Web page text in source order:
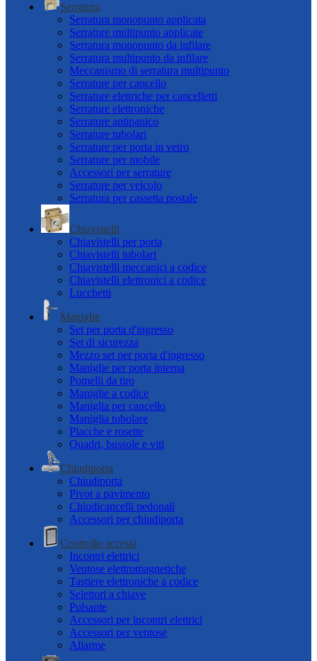
Serratura
Serratura monopunto applicata
Serrature multipunto applicate
Serratura monopunto da infilare
Serratura multipunto da infilare
Meccanismo di serratura multipunto
Serrature per cancello
Serrature elettriche per cancelletti
Serrature elettroniche
Serrature antipanico
Serrature tubolari
Serrature per porta in vetro
Serrature per mobile
Accessori per serrature
Serrature per veicolo
Serratura per cassetta postale
Chiavistelli
Chiavistelli per porta
Chiavistelli tubolari
Chiavistelli meccanici a codice
Chiavistelli elettronici a codice
Lucchetti
Maniglie
Set per porta d'ingresso
Set di sicurezza
Mezzo set per porta d'ingresso
Maniglie per porta interna
Pomelli da tiro
Maniglie a codice
Maniglia per cancello
Maniglia tubolare
Placche e rosette
Quadri, bussole e viti
Chiudiporta
Chiudiporta
Pivot a pavimento
Chiudicancelli pedonali
Accessori per chiudiporta
Controllo accessi
Incontri elettrici
Ventose elettromagnetiche
Tastiere elettroniche a codice
Selettori a chiave
Pulsante
Accessori per incontri elettrici
Accessori per ventose
Allarme